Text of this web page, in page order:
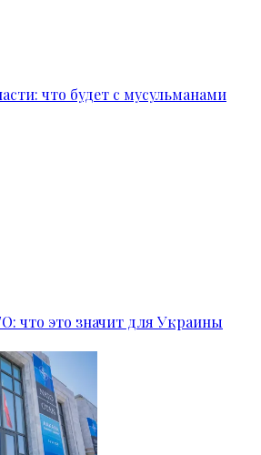
что будет с мусульманами
что это значит для Украины